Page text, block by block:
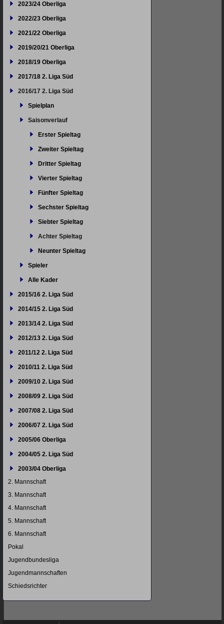
2023/24 Oberliga
2022/23 Oberliga
2021/22 Oberliga
2019/20/21 Oberliga
2018/19 Oberliga
2017/18 2. Liga Süd
2016/17 2. Liga Süd
Spielplan
Saisonverlauf
Erster Spieltag
Zweiter Spieltag
Dritter Spieltag
Vierter Spieltag
Fünfter Spieltag
Sechster Spieltag
Siebter Spieltag
Achter Spieltag
Neunter Spieltag
Spieler
Alle Kader
2015/16 2. Liga Süd
2014/15 2. Liga Süd
2013/14 2. Liga Süd
2012/13 2. Liga Süd
2011/12 2. Liga Süd
2010/11 2. Liga Süd
2009/10 2. Liga Süd
2008/09 2. Liga Süd
2007/08 2. Liga Süd
2006/07 2. Liga Süd
2005/06 Oberliga
2004/05 2. Liga Süd
2003/04 Oberliga
2. Mannschaft
3. Mannschaft
4. Mannschaft
5. Mannschaft
6. Mannschaft
Pokal
Jugendbundesliga
Jugendmannschaften
Schiedsrichter